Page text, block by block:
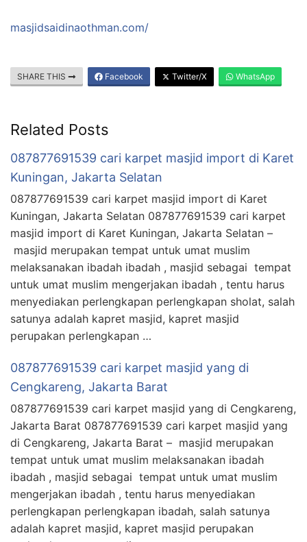
masjidsaidinaothman.com/
SHARE THIS Facebook Twitter/X WhatsApp
Related Posts
087877691539 cari karpet masjid import di Karet
Kuningan, Jakarta Selatan
087877691539 cari karpet masjid import di Karet
Kuningan, Jakarta Selatan 087877691539 cari karpet
masjid import di Karet Kuningan, Jakarta Selatan –
masjid merupakan tempat untuk umat muslim
melaksanakan ibadah ibadah , masjid sebagai tempat
untuk umat muslim mengerjakan ibadah , tentu harus
menyediakan perlengkapan perlengkapan sholat, salah
satunya adalah kapret masjid, kapret masjid
perupakan perlengkapan …
087877691539 cari karpet masjid yang di
Cengkareng, Jakarta Barat
087877691539 cari karpet masjid yang di Cengkareng,
Jakarta Barat 087877691539 cari karpet masjid yang
di Cengkareng, Jakarta Barat – masjid merupakan
tempat untuk umat muslim melaksanakan ibadah
ibadah , masjid sebagai tempat untuk umat muslim
mengerjakan ibadah , tentu harus menyediakan
perlengkapan perlengkapan ibadah, salah satunya
adalah kapret masjid, kapret masjid perupakan